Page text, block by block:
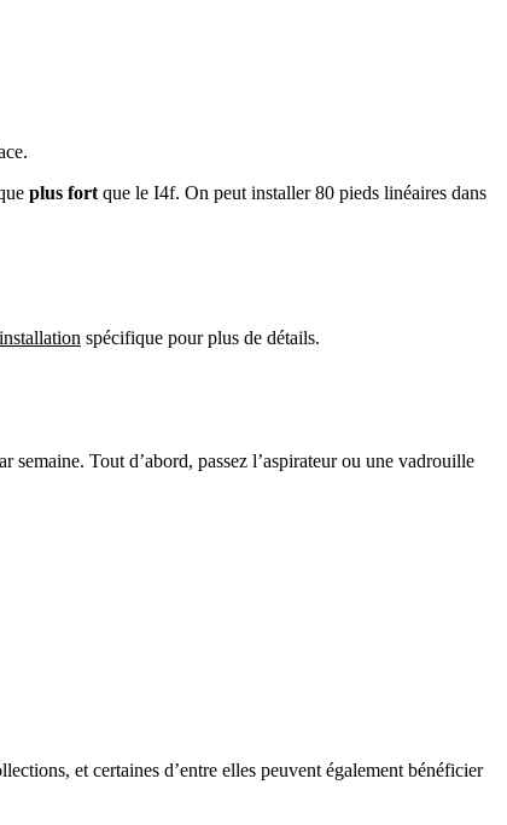
plus fort que le I4f. On peut installer 80 pieds linéaires dans
spécifique pour plus de détails.
semaine. Tout d’abord, passez l’aspirateur ou une vadrouille
et certaines d’entre elles peuvent également bénéficier